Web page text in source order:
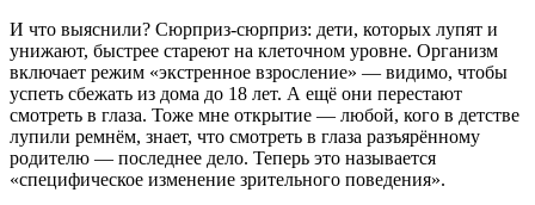
И что выяснили? Сюрприз-сюрприз: дети, которых лупят и
унижают, быстрее стареют на клеточном уровне. Организм
включает режим «экстренное взросление» — видимо, чтобы
успеть сбежать из дома до 18 лет. А ещё они перестают
смотреть в глаза. Тоже мне открытие — любой, кого в детстве
лупили ремнём, знает, что смотреть в глаза разъярённому
родителю — последнее дело. Теперь это называется
«специфическое изменение зрительного поведения».